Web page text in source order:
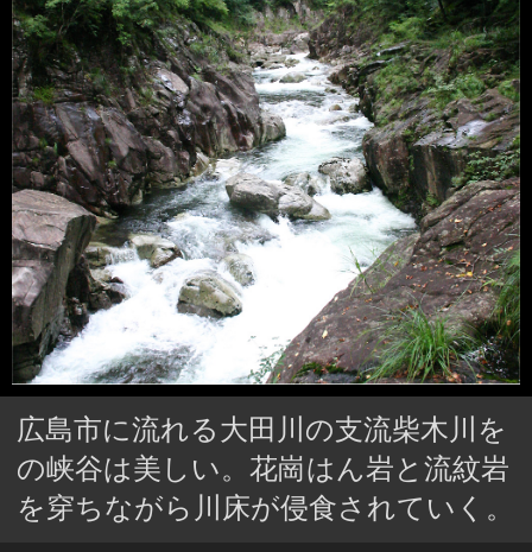
広島市に流れる大田川の支流柴木川を
の峡谷は美しい。花崗はん岩と流紋岩
を穿ちながら川床が侵食されていく。